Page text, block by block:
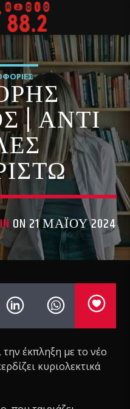
| ΑΝΤΙ
ON 21 ΜΑΪ́ΟΥ 2024
έκπληξη με το νέο
κυριολεκτικά